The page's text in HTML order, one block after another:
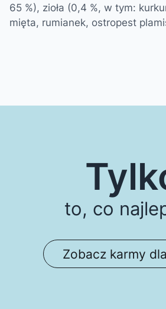
65 %), zioła (0,4 %, w tym:
mięta, rumianek, ostropest
to, co
Zobacz karmy